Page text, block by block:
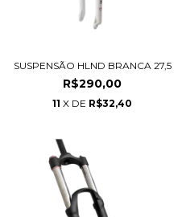
SUSPENSÃO HLND BRANCA 27,5
R$290,00
11 X DE R$32,40